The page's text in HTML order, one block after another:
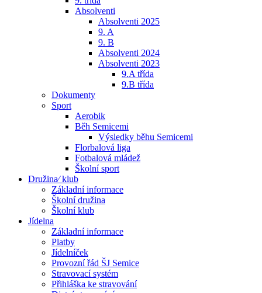
Absolventi
Absolventi 2025
9. A
9. B
Absolventi 2024
Absolventi 2023
9.A třída
9.B třída
Dokumenty
Sport
Aerobik
Běh Semicemi
Výsledky běhu Semicemi
Florbalová liga
Fotbalová mládež
Školní sport
Družina⁄ klub
Základní informace
Školní družina
Školní klub
Jídelna
Základní informace
Platby
Jídelníček
Provozní řád ŠJ Semice
Stravovací systém
Přihláška ke stravování